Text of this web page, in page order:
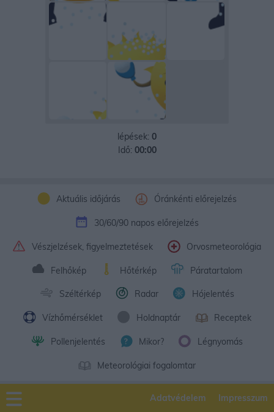
Aktuális időjárás Óránkénti előrejelzés
30/60/90 napos előrejelzés
Vészjelzések, figyelmeztetések Orvosmeteorológia
Felhőkép Hőtérkép Páratartalom
Széltérkép Radar Hójelentés
Vízhőmérséklet Holdnaptár Receptek
Pollenjelentés Mikor? Légnyomás
Meteorológiai fogalomtar
lépések: 0
Idő: 00:00
Adatvédelem Impresszum